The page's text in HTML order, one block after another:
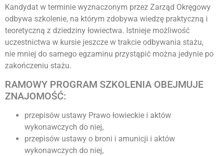
Kandydat w terminie wyznaczonym przez Zarząd Okręgowy
odbywa szkolenie, na którym zdobywa wiedzę praktyczną i
teoretyczną z dziedziny łowiectwa. Istnieje możliwość
uczestnictwa w kursie jeszcze w trakcie odbywania stażu,
nie mniej do samego egzaminu przystąpić można jedynie po
zakończeniu stażu.
RAMOWY PROGRAM SZKOLENIA OBEJMUJE
ZNAJOMOŚĆ:
przepisów ustawy Prawo łowieckie i aktów
wykonawczych do niej,
przepisów ustawy o broni i amunicji i aktów
wykonawczych do niej,